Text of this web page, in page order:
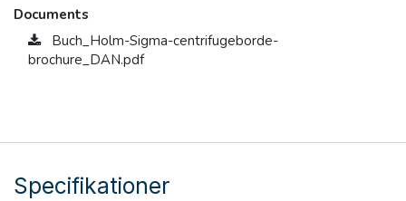
Documents
Buch_Holm-Sigma-centrifugeborde-
brochure_DAN.pdf
Specifikationer